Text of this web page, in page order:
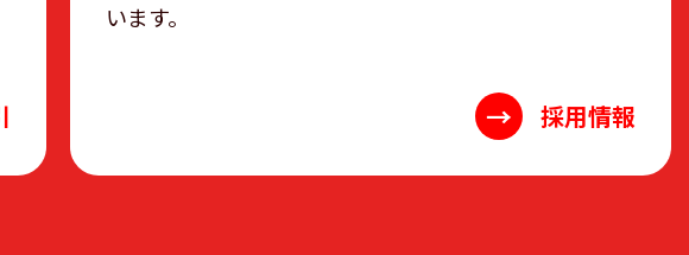
います。
→ 採用情報